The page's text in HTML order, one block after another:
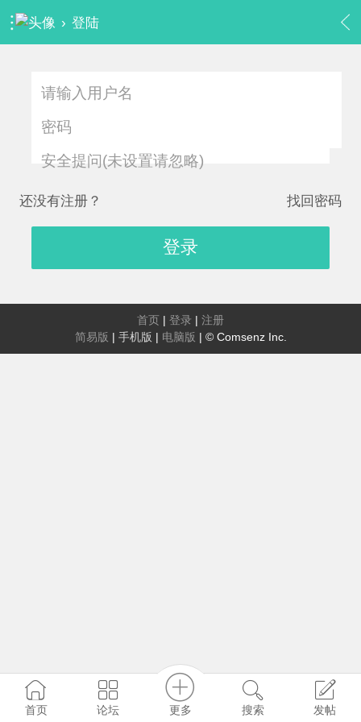
› 登陆
安全提问(未设置请忽略)
还没有注册？ 找回密码
登录
首页 | 登录 | 注册
简易版 | 手机版 | 电脑版 | © Comsenz Inc.
首页 论坛 更多 搜索 发帖